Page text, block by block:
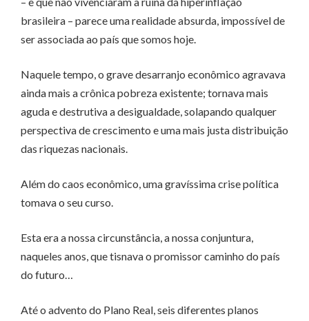
brasileira – parece uma realidade absurda, impossível de
ser associada ao país que somos hoje.
Naquele tempo, o grave desarranjo econômico agravava
ainda mais a crônica pobreza existente; tornava mais
aguda e destrutiva a desigualdade, solapando qualquer
perspectiva de crescimento e uma mais justa distribuição
das riquezas nacionais.
Além do caos econômico, uma gravíssima crise política
tomava o seu curso.
Esta era a nossa circunstância, a nossa conjuntura,
naqueles anos, que tisnava o promissor caminho do país
do futuro…
Até o advento do Plano Real, seis diferentes planos